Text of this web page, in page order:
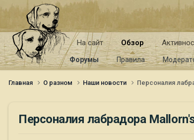
На сайт Обзор
Форумы Правила
Главная О разном Наши новости Персоналия
Персоналия лабрадора